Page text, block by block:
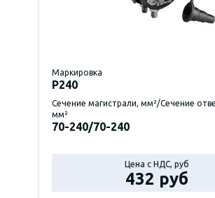
Маркировка
P240
Сечение магистрали, мм²/Сечение
мм²
70-240/70-240
Цена с НДС, руб
432 руб